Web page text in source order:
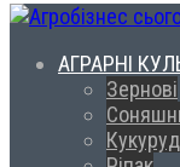
АГРАРНІ
Зернові